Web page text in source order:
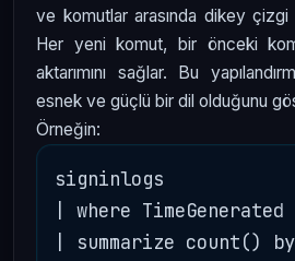
ve komutlar arasında dikey çizgi
Her yeni komut, bir önceki
aktarımını sağlar. Bu
esnek ve güçlü bir dil olduğunu
Örneğin:
signinlogs
| where
| summarize count()